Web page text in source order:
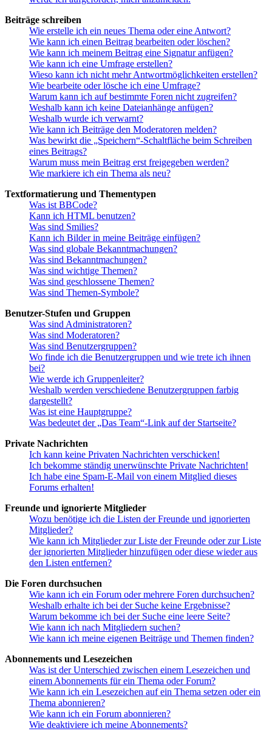
Beiträge schreiben
Wie erstelle ich ein neues Thema oder eine Antwort?
Wie kann ich einen Beitrag bearbeiten oder löschen?
Wie kann ich meinem Beitrag eine Signatur anfügen?
Wie kann ich eine Umfrage erstellen?
Wieso kann ich nicht mehr Antwortmöglichkeiten erstellen?
Wie bearbeite oder lösche ich eine Umfrage?
Warum kann ich auf bestimmte Foren nicht zugreifen?
Weshalb kann ich keine Dateianhänge anfügen?
Weshalb wurde ich verwarnt?
Wie kann ich Beiträge den Moderatoren melden?
Was bewirkt die „Speichern“-Schaltfläche beim Schreiben
eines Beitrags?
Warum muss mein Beitrag erst freigegeben werden?
Wie markiere ich ein Thema als neu?
Textformatierung und Thementypen
Was ist BBCode?
Kann ich HTML benutzen?
Was sind Smilies?
Kann ich Bilder in meine Beiträge einfügen?
Was sind globale Bekanntmachungen?
Was sind Bekanntmachungen?
Was sind wichtige Themen?
Was sind geschlossene Themen?
Was sind Themen-Symbole?
Benutzer-Stufen und Gruppen
Was sind Administratoren?
Was sind Moderatoren?
Was sind Benutzergruppen?
Wo finde ich die Benutzergruppen und wie trete ich ihnen
bei?
Wie werde ich Gruppenleiter?
Weshalb werden verschiedene Benutzergruppen farbig
dargestellt?
Was ist eine Hauptgruppe?
Was bedeutet der „Das Team“-Link auf der Startseite?
Private Nachrichten
Ich kann keine Privaten Nachrichten verschicken!
Ich bekomme ständig unerwünschte Private Nachrichten!
Ich habe eine Spam-E-Mail von einem Mitglied dieses
Forums erhalten!
Freunde und ignorierte Mitglieder
Wozu benötige ich die Listen der Freunde und ignorierten
Mitglieder?
Wie kann ich Mitglieder zur Liste der Freunde oder zur Liste
der ignorierten Mitglieder hinzufügen oder diese wieder aus
den Listen entfernen?
Die Foren durchsuchen
Wie kann ich ein Forum oder mehrere Foren durchsuchen?
Weshalb erhalte ich bei der Suche keine Ergebnisse?
Warum bekomme ich bei der Suche eine leere Seite?
Wie kann ich nach Mitgliedern suchen?
Wie kann ich meine eigenen Beiträge und Themen finden?
Abonnements und Lesezeichen
Was ist der Unterschied zwischen einem Lesezeichen und
einem Abonnements für ein Thema oder Forum?
Wie kann ich ein Lesezeichen auf ein Thema setzen oder ein
Thema abonnieren?
Wie kann ich ein Forum abonnieren?
Wie deaktiviere ich meine Abonnements?